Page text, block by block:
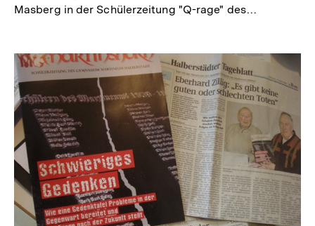
Masberg in der Schülerzeitung "Q-rage" des…